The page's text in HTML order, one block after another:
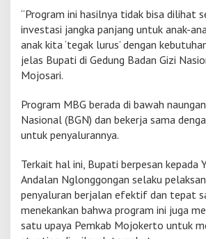
t
i
s
T
a
n
n
k
a
S
u
n
“Program ini hasilnya tidak bisa dilihat
investasi jangka panjang untuk anak-
anak kita ‘tegak lurus’ dengan
jelas Bupati di Gedung Badan Gizi
Mojosari.
Program MBG berada di bawah
Nasional (BGN) dan bekerja sama
untuk penyalurannya.
Terkait hal ini, Bupati berpesan kepada
Andalan Nglonggongan selaku
penyaluran berjalan efektif dan tepat
menekankan bahwa program ini juga
satu upaya Pemkab Mojokerto untuk